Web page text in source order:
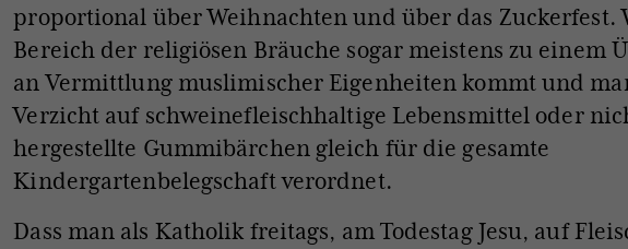
proportional über Weihnachten und über das Zuckerfest.
Bereich der religiösen Bräuche sogar meistens zu einem
an Vermittlung muslimischer Eigenheiten kommt und
Verzicht auf schweinefleischhaltige Lebensmittel oder
hergestellte Gummibärchen gleich für die gesamte
Kindergartenbelegschaft verordnet.
Dass man als Katholik freitags, am Todestag Jesu, auf